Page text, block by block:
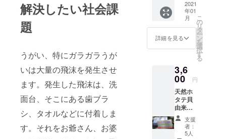
解決したい社会課
題
うがい、特にガラガラうが
いは大量の飛沫を発生させ
ます。発生した飛沫は、洗
面台、そこにある歯ブラ
シ、タオルなどに付着しま
す。それをお爺さん、お婆
1995年4月
神戸大学医
学部第三内
科 医員
（1995年４
1995年5月
兵庫県立高
齢者脳機能
研究セン
ター研究部
基礎研究科
ウイル
スを強
力に吸
着する
アパタ
イトを
高配合
商品。
5つのフ
リー：
界面活
性剤、
防腐
剤、合
成甘味
料、着
2021
年01
月
詳細を見る
こ
の
リ
タ
ー
ン
を
選
択
す
る
3,6
00 円
天然ホ
タテ貝
由来の
天然ア
パタイ
トが汚
支援
者：
5人